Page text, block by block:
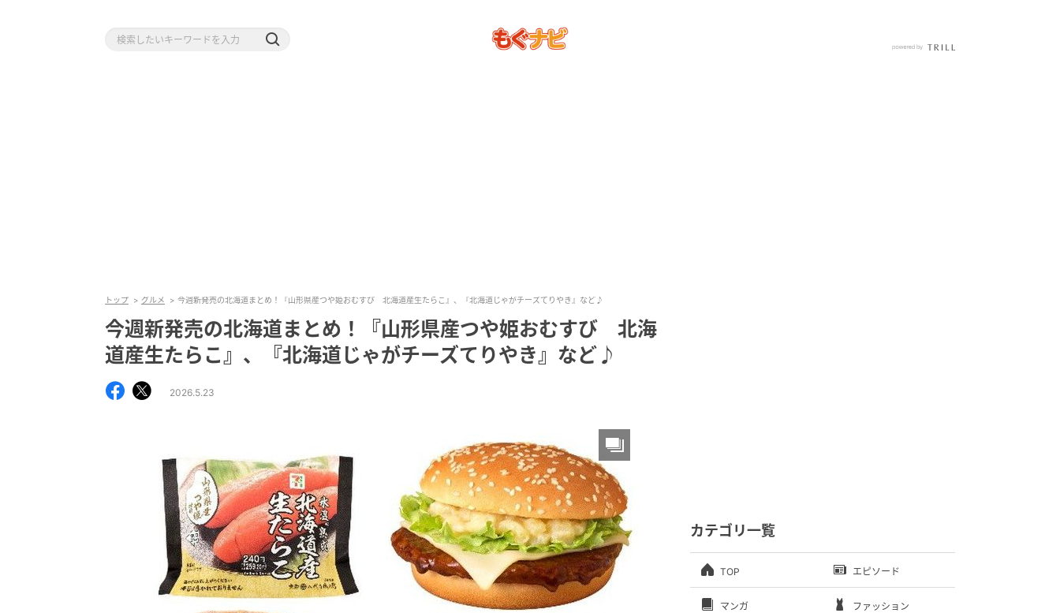
トップ グルメ 今週新発売の北海道まとめ！『山形県産つや姫おむすび 北海道産生たらこ』、『北海道じゃがチーズてりやき』など♪
今週新発売の北海道まとめ！『山形県産つや姫おむすび 北海
道産生たらこ』、『北海道じゃがチーズてりやき』など♪
2026.5.23
カテゴリ一覧
TOP エピソード
マンガ ファッション